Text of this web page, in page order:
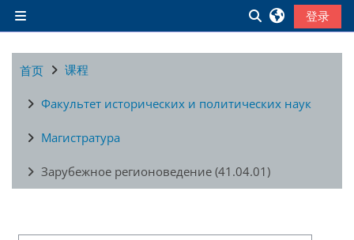
跳到主要内容
停靠面板
切换搜索输入
登录
首页 课程
Факультет исторических и политических наук
Магистратура
Зарубежное регионоведение (41.04.01)